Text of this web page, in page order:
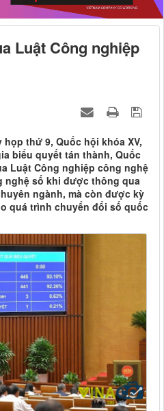
Luật Công nghiệp
họp thứ 9, Quốc hội khóa XV,
biểu quyết tán thành, Quốc
Luật Công nghiệp công nghệ
nghệ số khi được thông qua
ngành, mà còn được kỳ
quá trình chuyển đổi số quốc